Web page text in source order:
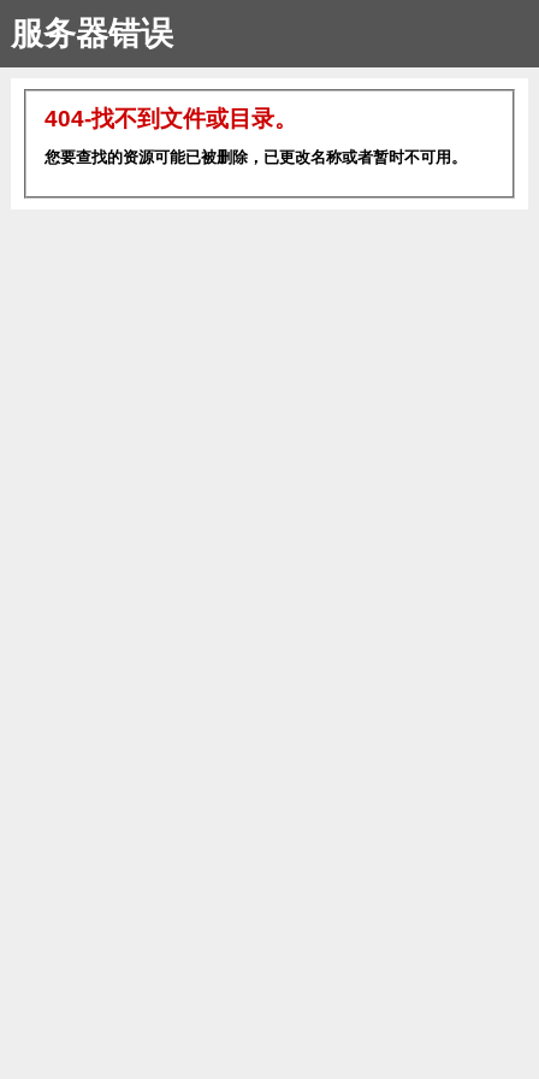
服务器错误
404-找不到文件或目录。
您要查找的资源可能已被删除，已更改名称或者暂时不可用。